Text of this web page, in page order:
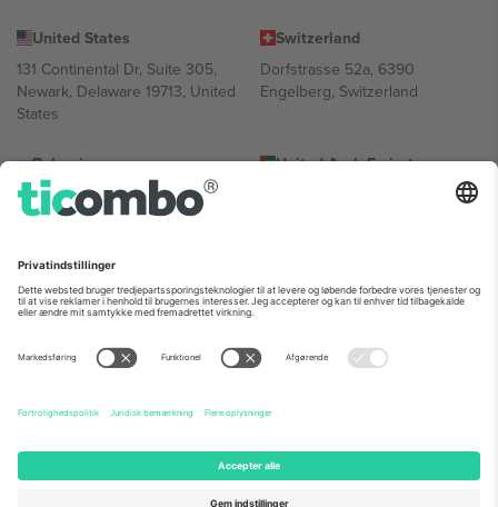
United States
131 Continental Dr, Suite 305,
Newark, Delaware 19713, United
States
Switzerland
Dorfstrasse 52a, 6390
Engelberg, Switzerland
Bulgaria
Regus Sofia City West, bul
Totleben 53-55, 1606 Sofia,
United Arab Emirates
UAE Dubai Silicon Oasis, DDP
Mexico
Av Chapultepec 360, Roma
Norte, Cuauhtémoc, 06700
Ciudad de México, CDMX,
sted, begivenhed og/eller domæne. For detaljer se den specifikke
begivenhedsside, tryk og vilkår.,Virksomhed
Ticombo. Alle rettigheder forbeholdes.